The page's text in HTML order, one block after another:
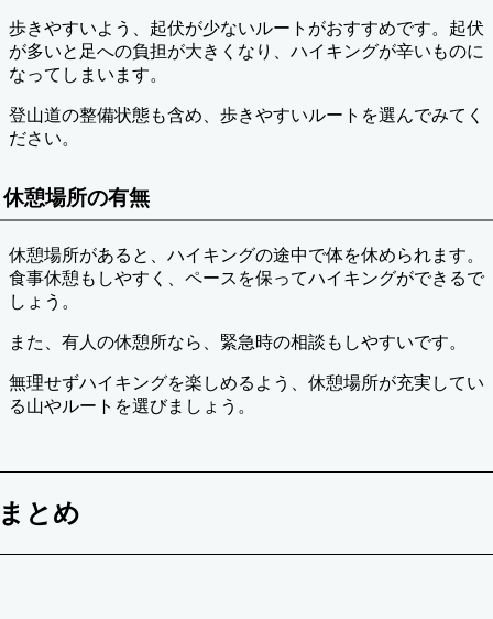
歩きやすいよう、起伏が少ないルートがおすすめです。起伏
が多いと足への負担が大きくなり、ハイキングが辛いものに
なってしまいます。
登山道の整備状態も含め、歩きやすいルートを選んでみてく
ださい。
休憩場所の有無
休憩場所があると、ハイキングの途中で体を休められます。
食事休憩もしやすく、ペースを保ってハイキングができるで
しょう。
また、有人の休憩所なら、緊急時の相談もしやすいです。
無理せずハイキングを楽しめるよう、休憩場所が充実してい
る山やルートを選びましょう。
とめ